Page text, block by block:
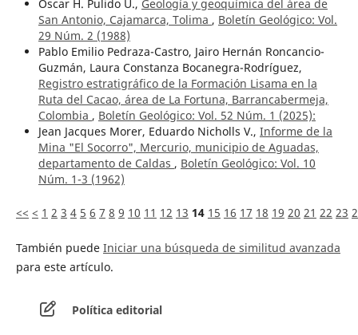
Oscar H. Pulido U., Geología y geoquímica del área de
San Antonio, Cajamarca, Tolima , Boletín Geológico: Vol.
29 Núm. 2 (1988)
Pablo Emilio Pedraza-Castro, Jairo Hernán Roncancio-
Guzmán, Laura Constanza Bocanegra-Rodríguez,
Registro estratigráfico de la Formación Lisama en la
Ruta del Cacao, área de La Fortuna, Barrancabermeja,
Colombia , Boletín Geológico: Vol. 52 Núm. 1 (2025):
Jean Jacques Morer, Eduardo Nicholls V., Informe de la
Mina "El Socorro", Mercurio, municipio de Aguadas,
departamento de Caldas , Boletín Geológico: Vol. 10
Núm. 1-3 (1962)
<< < 1 2 3 4 5 6 7 8 9 10 11 12 13 14 15 16 17 18 19 20 21 22 23
También puede Iniciar una búsqueda de similitud avanzada
para este artículo.
Política editorial